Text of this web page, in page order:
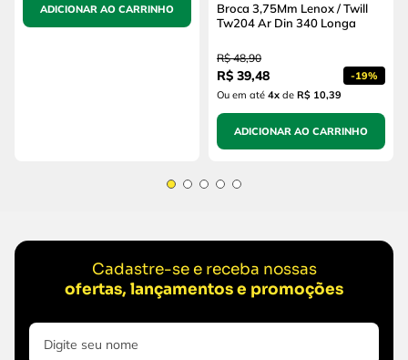
ADICIONAR AO CARRINHO
Broca 3,75Mm Lenox / Twill
Tw204 Ar Din 340 Longa
R$ 48,90
R$ 39,48 -19%
Ou em até 4x de R$ 10,39
ADICIONAR AO CARRINHO
Cadastre-se e receba nossas
ofertas, lançamentos e promoções